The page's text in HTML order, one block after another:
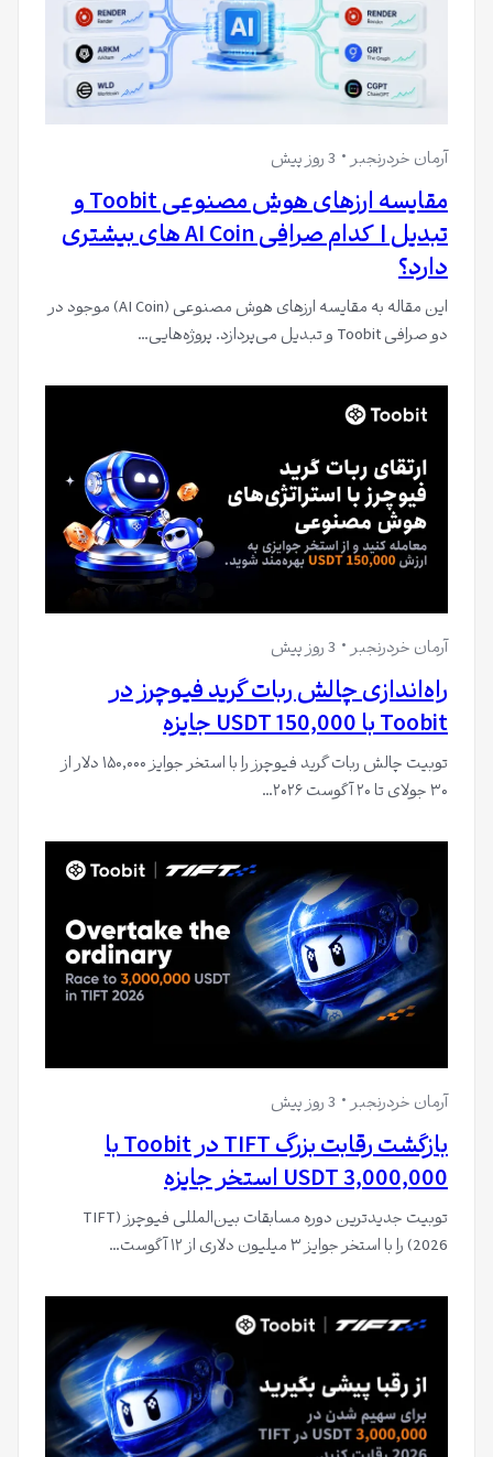
آرمان خردرنجبر 3 روز پیش
مقایسه ارزهای هوش مصنوعی Toobit و
تبدیل | کدام صرافی AI Coin های بیشتری
دارد؟
این مقاله به مقایسه ارزهای هوش مصنوعی (AI Coin) موجود در
دو صرافی Toobit و تبدیل می‌پردازد. پروژه‌هایی…
آرمان خردرنجبر 3 روز پیش
راه‌اندازی چالش ربات گرید فیوچرز در
Toobit با 150,000 USDT جایزه
توبیت چالش ربات گرید فیوچرز را با استخر جوایز ۱۵۰,۰۰۰ دلار از
۳۰ جولای تا ۲۰ آگوست ۲۰۲۶…
آرمان خردرنجبر 3 روز پیش
بازگشت رقابت بزرگ TIFT در Toobit با
3,000,000 USDT استخر جایزه
توبیت جدیدترین دوره مسابقات بین‌المللی فیوچرز (TIFT
2026) را با استخر جوایز ۳ میلیون دلاری از ۱۲ آگوست…